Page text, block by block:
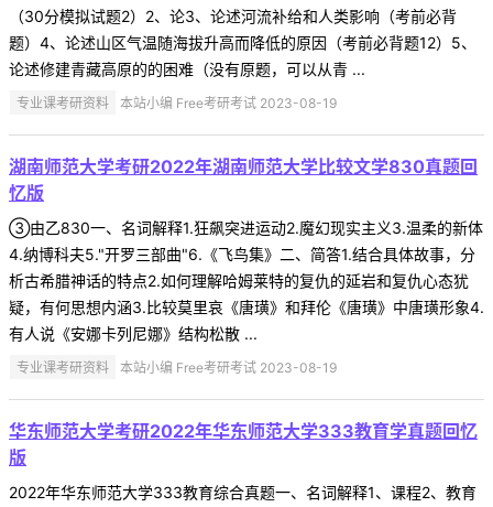
（30分模拟试题2）2、论3、论述河流补给和人类影响（考前必背
题）4、论述山区气温随海拔升高而降低的原因（考前必背题12）5、
论述修建青藏高原的的困难（没有原题，可以从青 ...
专业课考研资料 本站小编 Free考研考试 2023-08-19
湖南师范大学考研2022年湖南师范大学比较文学830真题回
忆版
③由乙830一、名词解释1.狂飙突进运动2.魔幻现实主义3.温柔的新体
4.纳博科夫5."开罗三部曲"6.《飞鸟集》二、简答1.结合具体故事，分
析古希腊神话的特点2.如何理解哈姆莱特的复仇的延岩和复仇心态犹
疑，有何思想内涵3.比较莫里哀《唐璜》和拜伦《唐璜》中唐璜形象4.
有人说《安娜卡列尼娜》结构松散 ...
专业课考研资料 本站小编 Free考研考试 2023-08-19
华东师范大学考研2022年华东师范大学333教育学真题回忆
版
2022年华东师范大学333教育综合真题一、名词解释1、课程2、教育